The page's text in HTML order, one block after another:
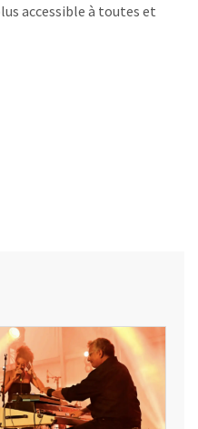
accessible à toutes et